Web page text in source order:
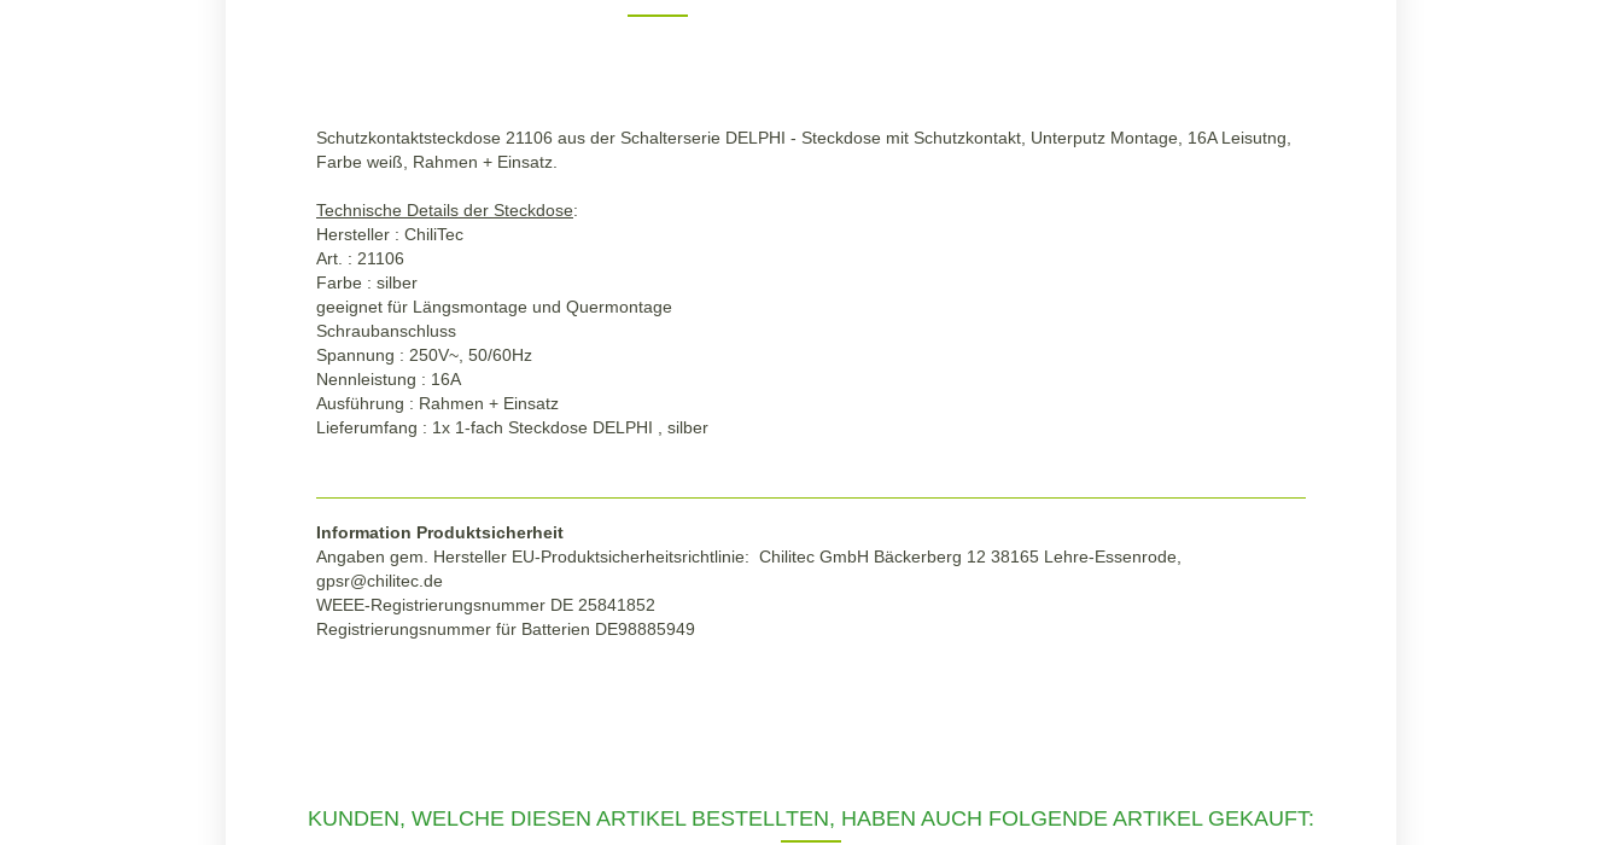
Schutzkontaktsteckdose 21106 aus der Schalterserie DELPHI - Steckdose mit Schutzkontakt, Unterputz Montage, 16A Leisutng,
Farbe weiß, Rahmen + Einsatz.
Technische Details der Steckdose:
Hersteller : ChiliTec
Art. : 21106
Farbe : silber
geeignet für Längsmontage und Quermontage
Schraubanschluss
Spannung : 250V~, 50/60Hz
Nennleistung : 16A
Ausführung : Rahmen + Einsatz
Lieferumfang : 1x 1-fach Steckdose DELPHI , silber
Information Produktsicherheit
Angaben gem. Hersteller EU-Produktsicherheitsrichtlinie: Chilitec GmbH Bäckerberg 12 38165 Lehre-Essenrode,
gpsr@chilitec.de
WEEE-Registrierungsnummer DE 25841852
Registrierungsnummer für Batterien DE98885949
KUNDEN, WELCHE DIESEN ARTIKEL BESTELLTEN, HABEN AUCH FOLGENDE ARTIKEL GEKAUFT: